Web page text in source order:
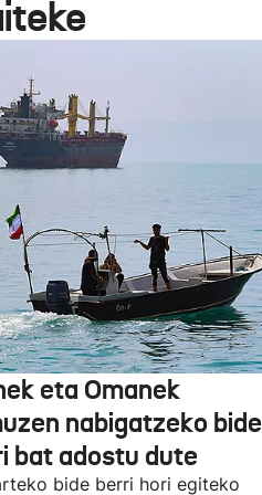
eta Omanek
nabigatzeko bide
bat adostu dute
bide berri hori egiteko